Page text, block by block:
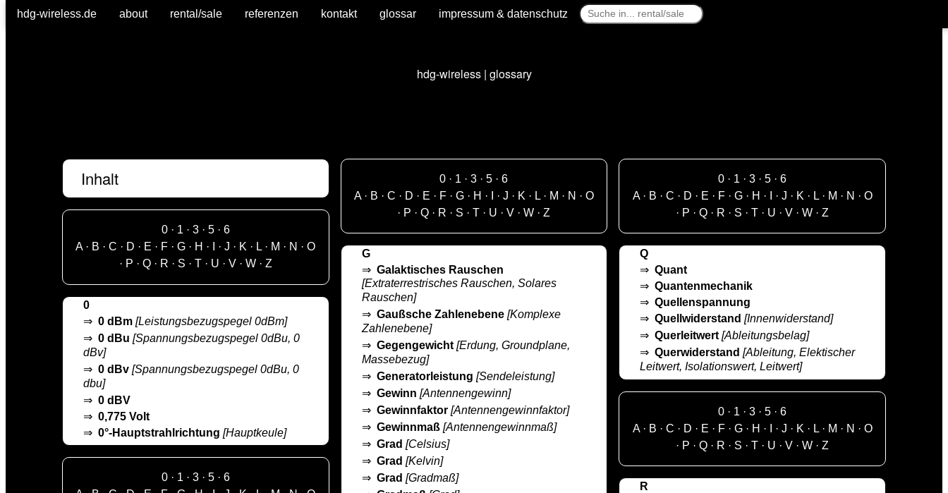
hdg-wireless.de about rental/sale referenzen kontakt glossar impressum & datenschutz
hdg-wireless | glossary
Inhalt
0· 1· 3· 5· 6
A· B ·C · D · E · F ·G · H · ·J · K · L· M · N ·O
· P · Q· R · S · T · U · V · W· Z
0
⇒ 0 dBm [Leistungsbezugspegel 0dBm]
⇒ 0 dBu [Spannungsbezugspegel 0dBu, 0
dBv]
⇒ 0 dBv [Spannungsbezugspegel 0dBu, 0
dbu]
⇒ 0 dBV
⇒ 0,775 Volt
⇒ 0°-Hauptstrahlrichtung [Hauptkeule]
0· 1 · 3· 5· 6
0 · 1 ·3 ·5 ·6
A· B · C · D · E · F· G· H · · J · K · L· M · N · O
· P ·Q · R · S ·T · U ·V ·W ·Z
G
⇒ Galaktisches Rauschen
[Extraterrestrisches Rauschen, Solares
Rauschen]
⇒ Gaußsche Zahlenebene[Komplexe
Zahlenebene]
⇒ Gegengewicht[Erdung, Groundplane,
Massebezug]
⇒ Generatorleistung [Sendeleistung]
⇒ Gewinn [Antennengewinn]
⇒ Gewinnfaktor[Antennengewinnfaktor]
⇒ Gewinnmaß[Antennengewinnmaß]
⇒ Grad [Celsius]
⇒ Grad [Kelvin]
⇒ Grad [Gradmaß]
0 · 1 ·3 ·5 ·6
A· B · C · D · E · F· G· H · · J · K · L· M · N · O
· P ·Q · R · S ·T · U ·V ·W ·Z
Q
⇒Quant
⇒Quantenmechanik
⇒Quellenspannung
⇒Quellwiderstand [Innenwiderstand]
⇒Querleitwert[Ableitungsbelag]
⇒Querwiderstand [Ableitung, Elektischer
Leitwert, Isolationswert, Leitwert]
0 · 1 ·3 ·5 ·6
A· B · C · D · E · F· G· H · · J · K · L· M · N · O
· P ·Q · R · S ·T · U ·V ·W ·Z
R